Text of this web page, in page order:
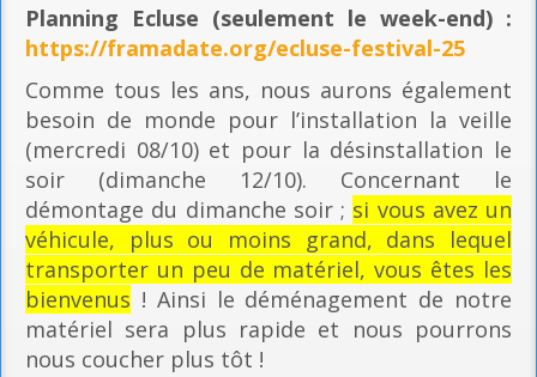
Planning Ecluse (seulement le week-end) :
https://framadate.org/ecluse-festival-25
Comme tous les ans, nous aurons également
besoin de monde pour l’installation la veille
(mercredi 08/10) et pour la désinstallation le
soir (dimanche 12/10). Concernant le
démontage du dimanche soir ; si vous avez un
véhicule, plus ou moins grand, dans lequel
transporter un peu de matériel, vous êtes les
bienvenus ! Ainsi le déménagement de notre
matériel sera plus rapide et nous pourrons
nous coucher plus tôt !